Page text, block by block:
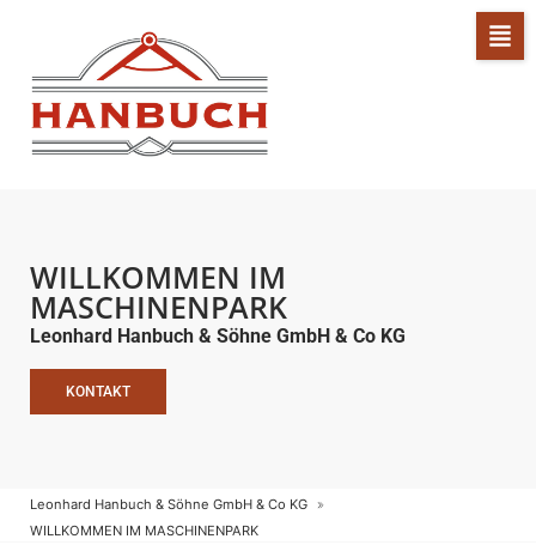
WILLKOMMEN IM
MASCHINENPARK
Leonhard Hanbuch & Söhne GmbH & Co KG
KONTAKT
Leonhard Hanbuch & Söhne GmbH & Co KG
WILLKOMMEN IM MASCHINENPARK